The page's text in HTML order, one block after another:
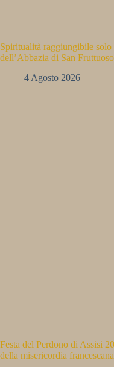
Spiritualità raggiungibile
dell’Abbazia di San
4 Agosto 2026
Festa del Perdono di Assisi
della misericordia francescana